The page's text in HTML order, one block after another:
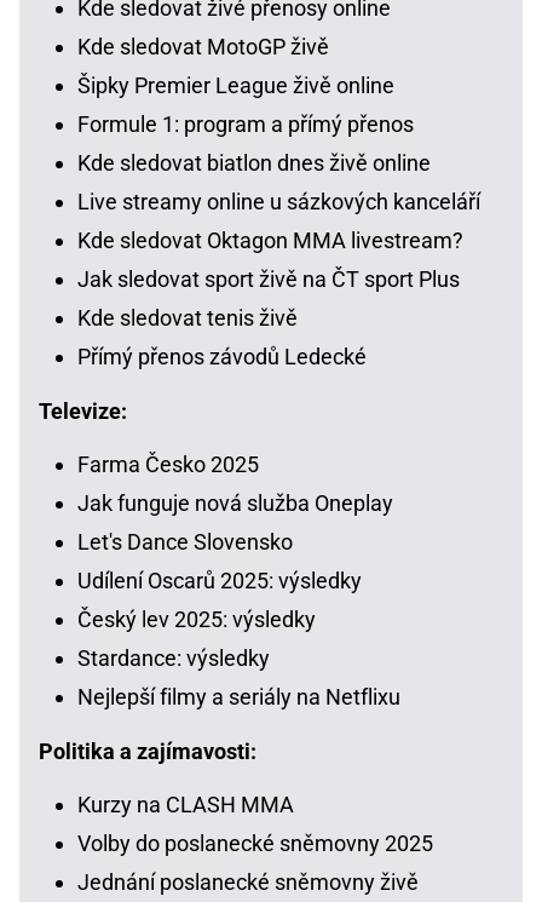
Kde sledovat živé přenosy online
Kde sledovat MotoGP živě
Šipky Premier League živě online
Formule 1: program a přímý přenos
Kde sledovat biatlon dnes živě online
Live streamy online u sázkových kanceláří
Kde sledovat Oktagon MMA livestream?
Jak sledovat sport živě na ČT sport Plus
Kde sledovat tenis živě
Přímý přenos závodů Ledecké
Televize:
Farma Česko 2025
Jak funguje nová služba Oneplay
Let's Dance Slovensko
Udílení Oscarů 2025: výsledky
Český lev 2025: výsledky
Stardance: výsledky
Nejlepší filmy a seriály na Netflixu
Politika a zajímavosti:
Kurzy na CLASH MMA
Volby do poslanecké sněmovny 2025
Jednání poslanecké sněmovny živě